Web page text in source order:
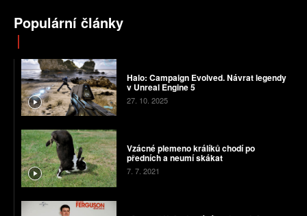
Populární články
Halo: Campaign Evolved. Návrat legendy
v Unreal Engine 5
27. 10. 2025
Vzácné plemeno králíků chodí po
předních a neumí skákat
7. 7. 2021